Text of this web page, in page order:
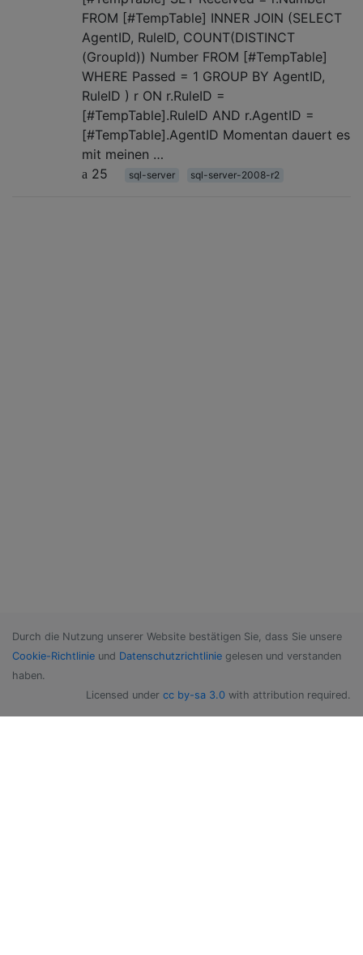
FROM [#TempTable] INNER JOIN (SELECT
AgentID, RuleID, COUNT(DISTINCT
(GroupId)) Number FROM [#TempTable]
WHERE Passed = 1 GROUP BY AgentID,
RuleID ) r ON r.RuleID =
[#TempTable].RuleID AND r.AgentID =
[#TempTable].AgentID Momentan dauert es
mit meinen …
25
sql-server sql-server-2008-r2
Durch die Nutzung unserer Website bestätigen Sie, dass Sie unsere
Cookie-Richtlinie und Datenschutzrichtlinie gelesen und verstanden
haben.
Licensed under cc by-sa 3.0 with attribution required.